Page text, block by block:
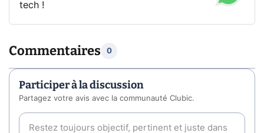
tech !
Commentaires 0
Participer à la discussion
Partagez votre avis avec la communauté Clubic.